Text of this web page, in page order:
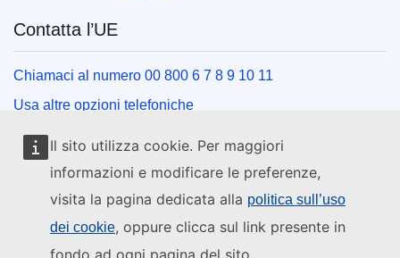
Il sito utilizza cookie. Per maggiori
informazioni e modificare le preferenze,
visita la pagina dedicata alla politica sull’uso
dei cookie, oppure clicca sul link presente in
fondo ad ogni pagina del sito.
Contatta l’UE
Chiamaci al numero 00 800 6 7 8 9 10 11
Usa altre opzioni telefoniche
Scrivici usando l’apposito modulo
Incontraci presso uno dei centri dell’UE
Social media